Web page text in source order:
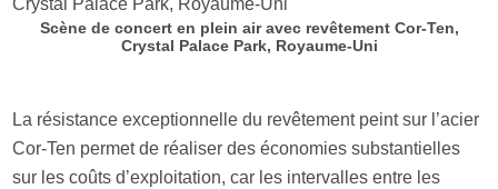
Scène de concert en plein air avec revêtement Cor-Ten,
Crystal Palace Park, Royaume-Uni
La résistance exceptionnelle du revêtement peint sur l’acier
Cor-Ten permet de réaliser des économies substantielles
sur les coûts d’exploitation, car les intervalles entre les